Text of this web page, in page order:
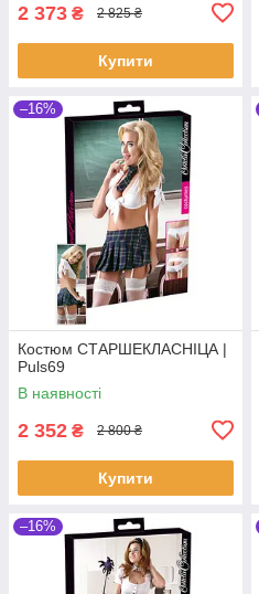
2 373 ₴ 2 825 ₴
Купити
–16%
Костюм СТАРШЕКЛАСНІЦА |
Puls69
В наявності
2 352 ₴ 2 800 ₴
Купити
–16%